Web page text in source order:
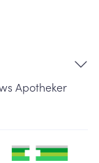
Apotheker